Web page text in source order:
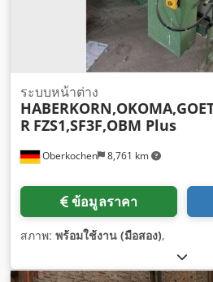
Oberkochen 8,761 km
ระบบหน้าต่าง
R FZS1,SF3F,OBM Plus
ข้อมูลราคา
สภาพ: พร้อมใช้งาน (มือสอง),